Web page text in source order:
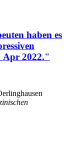
haben es
Apr 2022."